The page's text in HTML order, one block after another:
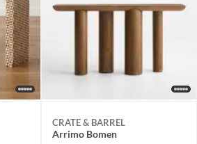
CRATE & BARREL
Arrimo Bomen